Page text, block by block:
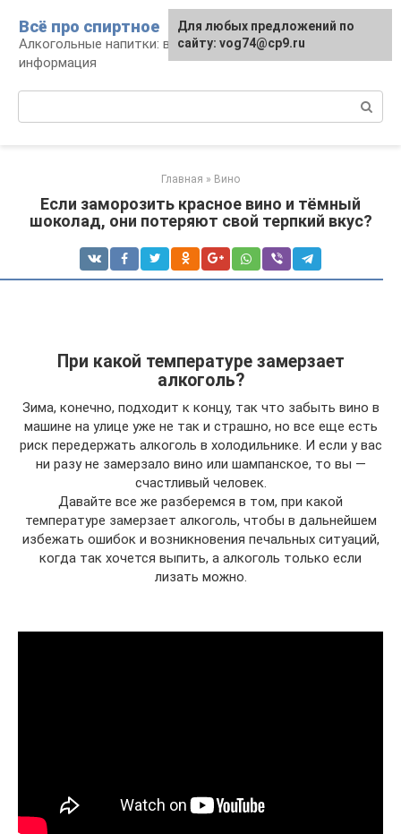
контенту
Всё про спиртное
Алкогольные напитки: виды, рецепты,
информация
Главная » Вино
Если заморозить красное вино и тёмный
шоколад, они потеряют свой терпкий вкус?
При какой температуре замерзает
алкоголь?
Зима, конечно, подходит к концу, так что забыть вино в
машине на улице уже не так и страшно, но все еще есть
риск передержать алкоголь в холодильнике. И если у вас
ни разу не замерзало вино или шампанское, то вы —
счастливый человек.
Давайте все же разберемся в том, при какой
температуре замерзает алкоголь, чтобы в дальнейшем
избежать ошибок и возникновения печальных ситуаций,
когда так хочется выпить, а алкоголь только если
лизать можно.
Для любых предложений по
сайту: vog74@cp9.ru